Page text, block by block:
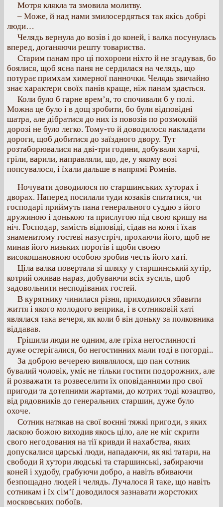
Мотря клякла та змовила молитву.
– Може, й над нами змилосердяться так якісь добрі
люди…
Челядь вернула до возів і до коней, і валка посунулась
вперед, доганяючи решту товариства.
Старим панам про ці похорони ніхто й не згадував, бо
боялися, щоб ясна паня не сердилася на челядь, що
потурає примхам химерної панночки. Челядь звичайно
знає характери своїх панів краще, ніж панам здається.
Коли було б гарне врем’я, то спочивали б у полі.
Можна це було і в дощ зробити, бо були відповідні
шатра, але дібратися до них із повозів по розмоклій
дорозі не було легко. Тому-то й доводилося накладати
дороги, щоб добитися до заїздного двору. Тут
розтаборювалися на дві-три години, добували харчі,
гріли, варили, направляли, що, де, у якому возі
попсувалося, і їхали дальше в напрямі Ромнів.
Ночувати доводилося по старшинських хуторах і
дворах. Наперед посилали туди козаків спитатися, чи
господарі приймуть пана генерального суддю з його
дружиною і донькою та прислугою під свою кришу на
ніч. Господар, замість відповіді, сідав на коня і їхав
знаменитому гостеві назустріч, прохаючи його, щоб не
минав його низьких порогів і щоби своєю
високошановною особою зробив честь його хаті.
Ціла валка повертала зі шляху у старшинський хутір,
котрий оживав нараз, добуваючи всіх зусиль, щоб
задовольнити несподіваних гостей.
В курятнику чинилася різня, приходилося збавити
життя і якого молодого веприка, і в сотниковій хаті
являлася така вечеря, як коли б він доньку за полковника
віддавав.
Грішили люди не одним, але гріха негостинності
дуже остерігалися, бо негостинних мали тоді в погорді..
За доброю вечерею виявлялося, що пан сотник
бувалий чоловік, уміє не тільки гостити подорожних, але
й розважати та розвеселити їх оповіданнями про свої
пригоди та дотепними жартами, до котрих тоді козацтво,
від рядовників до генеральних старшин, дуже було
охоче.
Сотник натякав на свої воєнні тяжкі пригоди, з яких
ласкою божою виходив якось ціло, але не міг скрити
свого негодования на тії кривди й нахабства, яких
допускалися царські люди, нападаючи, як які татари, на
свободи й хутори людські та старшинські, забираючи
коней і худобу, грабуючи добро, а навіть вбиваючи
безпощадно людей і челядь. Лучалося й таке, що навіть
сотникам і їх сім’ї доводилося зазнавати жорстоких
московських побоїв.